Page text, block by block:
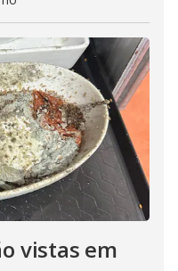
vistas em